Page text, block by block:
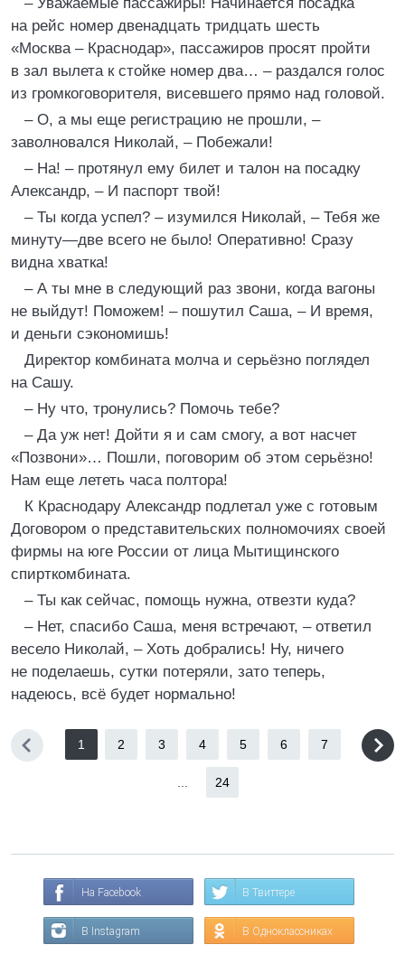
на рейс номер двенадцать тридцать шесть
«Москва – Краснодар», пассажиров просят пройти
в зал вылета к стойке номер два… – раздался голос
из громкоговорителя, висевшего прямо над головой.
– О, а мы еще регистрацию не прошли, –
заволновался Николай, – Побежали!
– На! – протянул ему билет и талон на посадку
Александр, – И паспорт твой!
– Ты когда успел? – изумился Николай, – Тебя же
минуту—две всего не было! Оперативно! Сразу
видна хватка!
– А ты мне в следующий раз звони, когда вагоны
не выйдут! Поможем! – пошутил Саша, – И время,
и деньги сэкономишь!
Директор комбината молча и серьёзно поглядел
на Сашу.
– Ну что, тронулись? Помочь тебе?
– Да уж нет! Дойти я и сам смогу, а вот насчет
«Позвони»… Пошли, поговорим об этом серьёзно!
Нам еще лететь часа полтора!
К Краснодару Александр подлетал уже с готовым
Договором о представительских полномочиях своей
фирмы на юге России от лица Мытищинского
спирткомбината.
– Ты как сейчас, помощь нужна, отвезти куда?
– Нет, спасибо Саша, меня встречают, – ответил
весело Николай, – Хоть добрались! Ну, ничего
не поделаешь, сутки потеряли, зато теперь,
надеюсь, всё будет нормально!
1 2 3 4 5 6 7
24
На Facebook В Твиттере
В Instagram В Одноклассниках